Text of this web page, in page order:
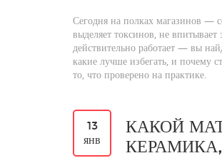
Сегодня на полках магазинов —
выделяет токсинов, не
действительно работает — вы
какие лучше избегать, и почему
то, что проверено на практике.
13
янв
КАКОЙ